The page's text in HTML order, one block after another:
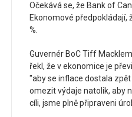
Očekává se, že Bank of
Ekonomové předpokládají,
%.
Guvernér BoC Tiff
řekl, že v ekonomice je
"aby se inflace dostala
omezit výdaje natolik, aby
cíli, jsme plně připraveni